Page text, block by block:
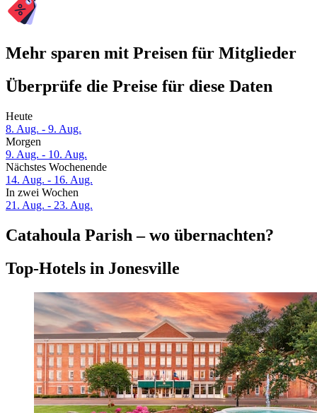
Mehr sparen mit Preisen für Mitglieder
Überprüfe die Preise für diese Daten
Heute
8. Aug. - 9. Aug.
Morgen
9. Aug. - 10. Aug.
Nächstes Wochenende
14. Aug. - 16. Aug.
In zwei Wochen
21. Aug. - 23. Aug.
Catahoula Parish – wo übernachten?
Top-Hotels in Jonesville